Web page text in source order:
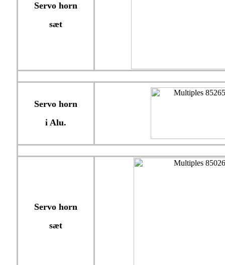
Servo horn
sæt
Servo horn
i Alu.
Servo horn
sæt